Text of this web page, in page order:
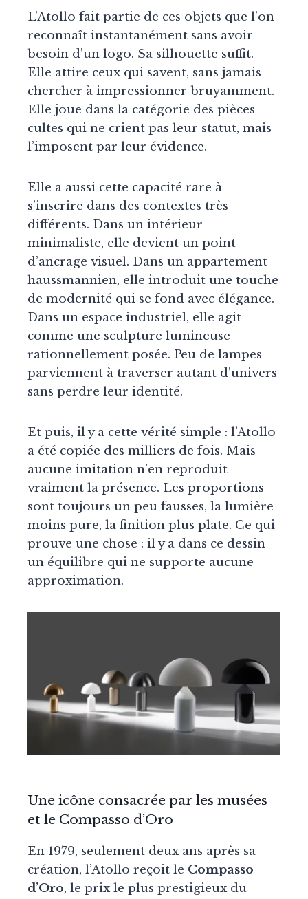
L’Atollo fait partie de ces objets que l’on
reconnaît instantanément sans avoir
besoin d’un logo. Sa silhouette suffit.
Elle attire ceux qui savent, sans jamais
chercher à impressionner bruyamment.
Elle joue dans la catégorie des pièces
cultes qui ne crient pas leur statut, mais
l’imposent par leur évidence.
Elle a aussi cette capacité rare à
s’inscrire dans des contextes très
différents. Dans un intérieur
minimaliste, elle devient un point
d’ancrage visuel. Dans un appartement
haussmannien, elle introduit une touche
de modernité qui se fond avec élégance.
Dans un espace industriel, elle agit
comme une sculpture lumineuse
rationnellement posée. Peu de lampes
parviennent à traverser autant d’univers
sans perdre leur identité.
Et puis, il y a cette vérité simple : l’Atollo
a été copiée des milliers de fois. Mais
aucune imitation n’en reproduit
vraiment la présence. Les proportions
sont toujours un peu fausses, la lumière
moins pure, la finition plus plate. Ce qui
prouve une chose : il y a dans ce dessin
un équilibre qui ne supporte aucune
approximation.
Une icône consacrée par les musées
et le Compasso d’Oro
En 1979, seulement deux ans après sa
création, l’Atollo reçoit le Compasso
d’Oro, le prix le plus prestigieux du